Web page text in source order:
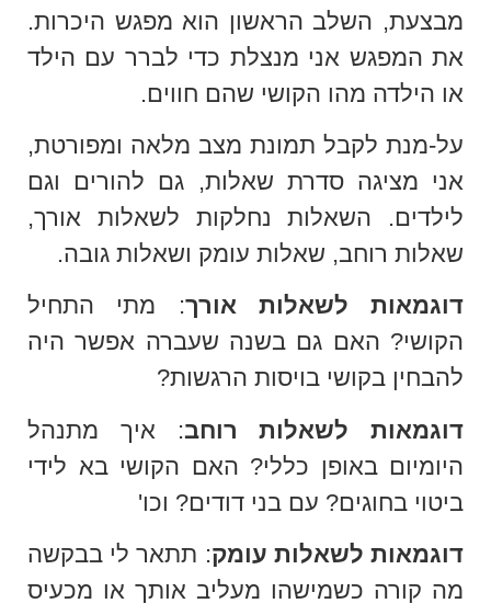
מבצעת, השלב הראשון הוא מפגש היכרות.
את המפגש אני מנצלת כדי לברר עם הילד
או הילדה מהו הקושי שהם חווים.
על-מנת לקבל תמונת מצב מלאה ומפורטת,
אני מציגה סדרת שאלות, גם להורים וגם
לילדים. השאלות נחלקות לשאלות אורך,
שאלות רוחב, שאלות עומק ושאלות גובה.
דוגמאות לשאלות אורך: מתי התחיל
הקושי? האם גם בשנה שעברה אפשר היה
להבחין בקושי בויסות הרגשות?
דוגמאות לשאלות רוחב: איך מתנהל
היומיום באופן כללי? האם הקושי בא לידי
ביטוי בחוגים? עם בני דודים? וכו'
דוגמאות לשאלות עומק: תתאר לי בבקשה
מה קורה כשמישהו מעליב אותך או מכעיס